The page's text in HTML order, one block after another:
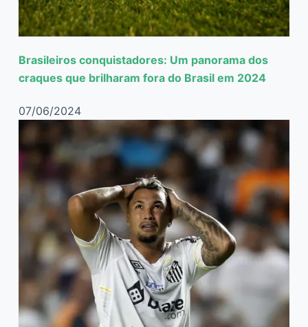
Brasileiros conquistadores: Um panorama dos
craques que brilharam fora do Brasil em 2024
07/06/2024